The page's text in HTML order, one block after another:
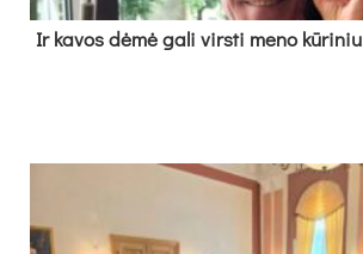
Ir ka­vos dė­mė ga­li virs­ti me­no kū­ri­niu